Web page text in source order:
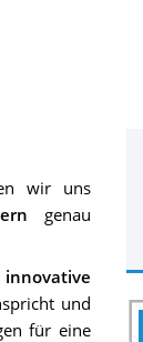
wir uns
genau
innovative
und
für eine